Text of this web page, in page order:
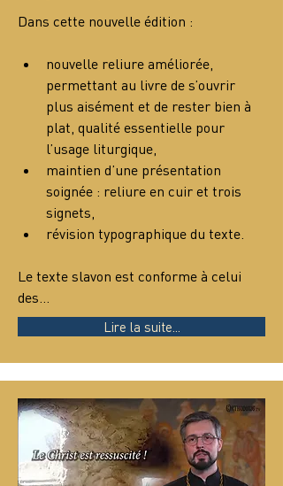
Dans cette nouvelle édition :
nouvelle reliure améliorée,
permettant au livre de s’ouvrir
plus aisément et de rester bien à
plat, qualité essentielle pour
l’usage liturgique,
maintien d’une présentation
soignée : reliure en cuir et trois
signets,
révision typographique du texte.
Le texte slavon est conforme à celui
des…
Lire la suite...